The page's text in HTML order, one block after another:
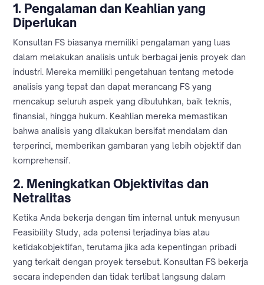
1. Pengalaman dan Keahlian yang
Diperlukan
Konsultan FS biasanya memiliki pengalaman yang luas
dalam melakukan analisis untuk berbagai jenis proyek dan
industri. Mereka memiliki pengetahuan tentang metode
analisis yang tepat dan dapat merancang FS yang
mencakup seluruh aspek yang dibutuhkan, baik teknis,
finansial, hingga hukum. Keahlian mereka memastikan
bahwa analisis yang dilakukan bersifat mendalam dan
terperinci, memberikan gambaran yang lebih objektif dan
komprehensif.
2. Meningkatkan Objektivitas dan
Netralitas
Ketika Anda bekerja dengan tim internal untuk menyusun
Feasibility Study, ada potensi terjadinya bias atau
ketidakobjektifan, terutama jika ada kepentingan pribadi
yang terkait dengan proyek tersebut. Konsultan FS bekerja
secara independen dan tidak terlibat langsung dalam